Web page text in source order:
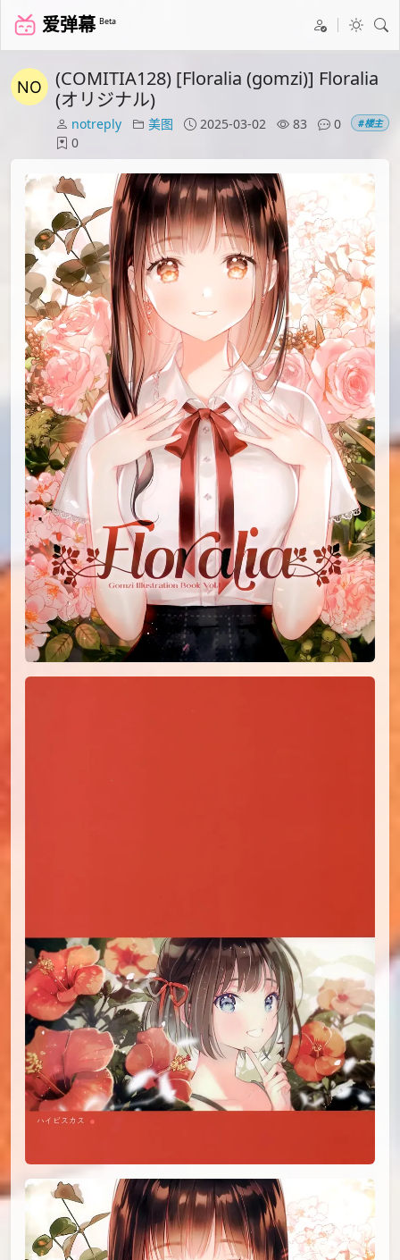
爱弹幕 Beta
(COMITIA128) [Floralia (gomzi)] Floralia
(オリジナル)
notreply 美图 2025-03-02 83
0
0
#楼主